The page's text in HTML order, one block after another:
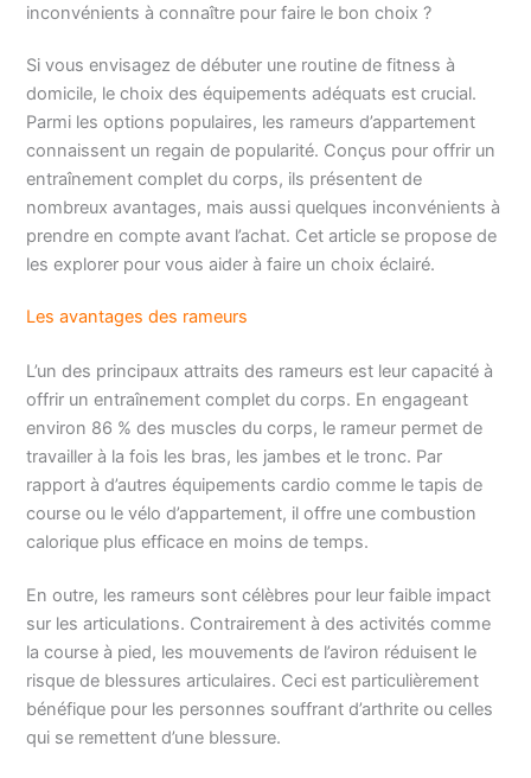
inconvénients à connaître pour faire le bon choix ?
Si vous envisagez de débuter une routine de fitness à
domicile, le choix des équipements adéquats est crucial.
Parmi les options populaires, les rameurs d’appartement
connaissent un regain de popularité. Conçus pour offrir un
entraînement complet du corps, ils présentent de
nombreux avantages, mais aussi quelques inconvénients à
prendre en compte avant l’achat. Cet article se propose de
les explorer pour vous aider à faire un choix éclairé.
Les avantages des rameurs
L’un des principaux attraits des rameurs est leur capacité à
offrir un entraînement complet du corps. En engageant
environ 86 % des muscles du corps, le rameur permet de
travailler à la fois les bras, les jambes et le tronc. Par
rapport à d’autres équipements cardio comme le tapis de
course ou le vélo d’appartement, il offre une combustion
calorique plus efficace en moins de temps.
En outre, les rameurs sont célèbres pour leur faible impact
sur les articulations. Contrairement à des activités comme
la course à pied, les mouvements de l’aviron réduisent le
risque de blessures articulaires. Ceci est particulièrement
bénéfique pour les personnes souffrant d’arthrite ou celles
qui se remettent d’une blessure.